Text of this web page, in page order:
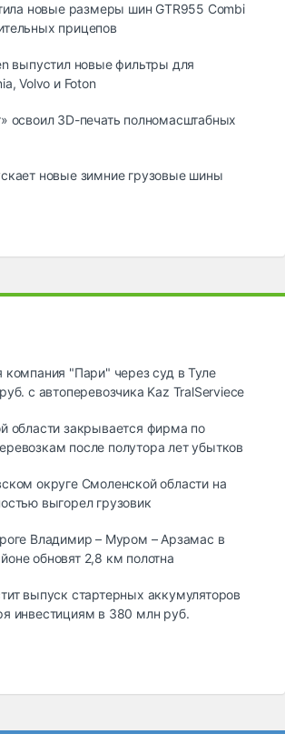
новые размеры шин GTR955 Combi
прицепов
выпустил новые фильтры для
Volvo и Foton
освоил 3D-печать полномасштабных
новые зимние грузовые шины
компания "Пари" через суд в Туле
с автоперевозчика Kaz TralServiece
области закрывается фирма по
после полутора лет убытков
округе Смоленской области на
выгорел грузовик
Владимир – Муром – Арзамас в
обновят 2,8 км полотна
выпуск стартерных аккумуляторов
инвестициям в 380 млн руб.